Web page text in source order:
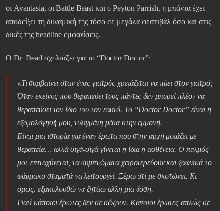
οι Avantasia, οι Battle Beast και ο Peyton Parrish, η μπάντα έχει
αποδείξει τη δυναμική της τόσο σε μεγάλα φεστιβάλ όσο και στις
δικές της headline εμφανίσεις.
Ο Dr. Dead σχολιάζει για το “Doctor Doctor”:
«Τι συμβαίνει όταν ένας γιατρός χρειάζεται να πάει στον γιατρό;
Όταν εκείνος που θεραπεύει τους πάντες δεν μπορεί πλέον να
θεραπεύσει τον ίδιο του τον εαυτό. Το “Doctor Doctor” είναι η
εξομολόγησή μου, τυλιγμένη μέσα στην εμμονή.
Είναι μια ιστορία για έναν έρωτα που στην αρχή μοιάζει με
θεραπεία… αλλά σιγά-σιγά γίνεται η ίδια η ασθένεια. Ο παλμός
μου επιταχύνεται, τα συμπτώματα χειροτερεύουν και ξαφνικά το
φάρμακο σταματά να λειτουργεί. Ξέρω ότι με σκοτώνει. Κι
όμως, εξακολουθώ να ζητάω άλλη μία δόση.
Γιατί κάποιοι έρωτες δεν σε σώζουν. Κάποιοι έρωτες απλώς σε